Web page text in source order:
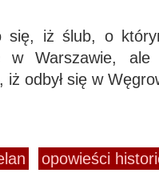
się, iż ślub, o
w Warszawie, ale
iż odbył się w
opowieści